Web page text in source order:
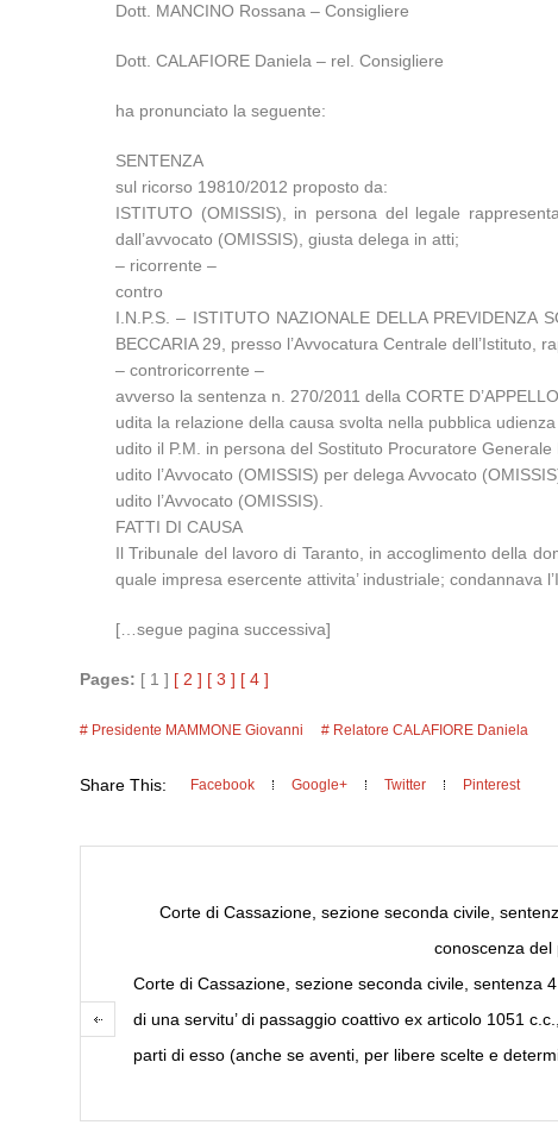
Dott. MANCINO Rossana – Consigliere
Dott. CALAFIORE Daniela – rel. Consigliere
ha pronunciato la seguente:
SENTENZA
sul ricorso 19810/2012 proposto da:
ISTITUTO (OMISSIS), in persona del legale
dall’avvocato (OMISSIS), giusta delega in atti;
– ricorrente –
contro
I.N.P.S. – ISTITUTO NAZIONALE DELLA
BECCARIA 29, presso l’Avvocatura Centrale
– controricorrente –
avverso la sentenza n. 270/2011 della CORTE
udita la relazione della causa svolta nella pubblica
udito il P.M. in persona del Sostituto Procuratore
udito l’Avvocato (OMISSIS) per delega Avvocato
udito l’Avvocato (OMISSIS).
FATTI DI CAUSA
Il Tribunale del lavoro di Taranto, in accoglimento della
quale impresa esercente attivita’ industriale; condannava
[…segue pagina successiva]
Pages: [ 1 ] [ 2 ] [ 3 ] [ 4 ]
Presidente MAMMONE Giovanni Relatore CALAFIORE Daniela
Share This: Facebook Google+ Twitter Pinterest
Corte di Cassazione, sezione seconda civile,
conoscenza del
Corte di Cassazione, sezione seconda civile, sentenza
di una servitu’ di passaggio coattivo ex articolo 1051
parti di esso (anche se aventi, per libere scelte e